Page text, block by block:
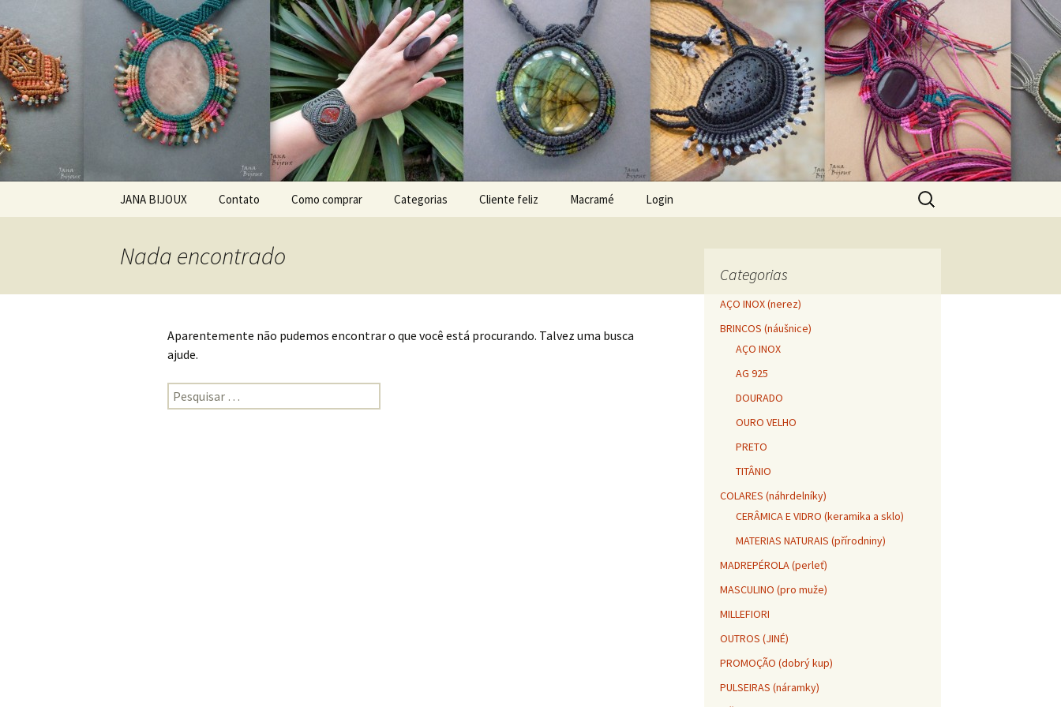
Jana Bijoux
Bijuteria artesanal
Pular para o conteúdo
JANA BIJOUX
JAK ZACHÁZET SE
ŠPERKEM ZE SEMÍNEK?
Contato Como comprar Categorias Cliente feliz Macramé Login
Pesquisar
por:
Nada encontrado
Aparentemente não pudemos encontrar o que você está procurando. Talvez uma busca
ajude.
Pesquisar por:
Categorias
AÇO INOX (nerez)
BRINCOS (náušnice)
AÇO INOX
AG 925
DOURADO
OURO VELHO
PRETO
TITÂNIO
COLARES (náhrdelníky)
CERÂMICA E VIDRO (keramika a sklo)
MATERIAS NATURAIS (přírodniny)
MADREPÉROLA (perleť)
MASCULINO (pro muže)
MILLEFIORI
OUTROS (JINÉ)
PROMOÇÃO (dobrý kup)
PULSEIRAS (náramky)